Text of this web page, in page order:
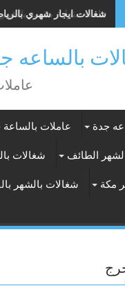
شغالات ايجار شهري بالرياض حى
جده 0594158368-
عاملات
جدة عاملات
الطائف شغالات
مكة شغالات بالشهر